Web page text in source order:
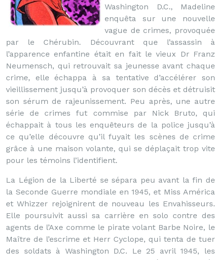
Washington D.C., Madeline
enquêta sur une nouvelle
vague de crimes, provoquée
par le Chérubin. Découvrant que l’assassin à
l’apparence enfantine était en fait le vieux Dr Franz
Neumensch, qui retrouvait sa jeunesse avant chaque
crime, elle échappa à sa tentative d’accélérer son
vieillissement jusqu’à provoquer son décès et détruisit
son sérum de rajeunissement. Peu après, une autre
série de crimes fut commise par Nick Bruto, qui
échappait à tous les enquêteurs de la police jusqu’à
ce qu’elle découvre qu’il fuyait les scènes de crime
grâce à une maison volante, qui se déplaçait trop vite
pour les témoins l’identifient.
La Légion de la Liberté se sépara peu avant la fin de
la Seconde Guerre mondiale en 1945, et Miss América
et Whizzer rejoignirent de nouveau les Envahisseurs.
Elle poursuivit aussi sa carrière en solo contre des
agents de l’Axe comme le pirate volant Barbe Noire, le
Maître de l’escrime et Herr Cyclope, qui tenta de tuer
des soldats à Washington D.C. Le 25 avril 1945, les